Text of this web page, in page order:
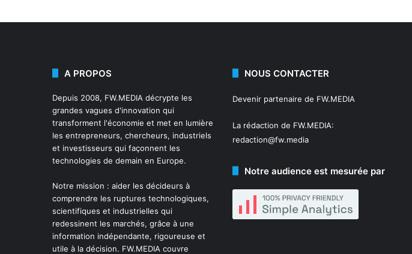
A PROPOS
Depuis 2008, FW.MEDIA décrypte les
grandes vagues d'innovation qui
transforment l'économie et met en lumière
les entrepreneurs, chercheurs, industriels
et investisseurs qui façonnent les
technologies de demain en Europe.
Notre mission : aider les décideurs à
comprendre les ruptures technologiques,
scientifiques et industrielles qui
redessinent les marchés, grâce à une
information indépendante, rigoureuse et
utile à la décision. FW.MEDIA couvre
NOUS CONTACTER
Devenir partenaire de FW.MEDIA
La rédaction de FW.MEDIA:
redaction@fw.media
Notre audience est mesurée par